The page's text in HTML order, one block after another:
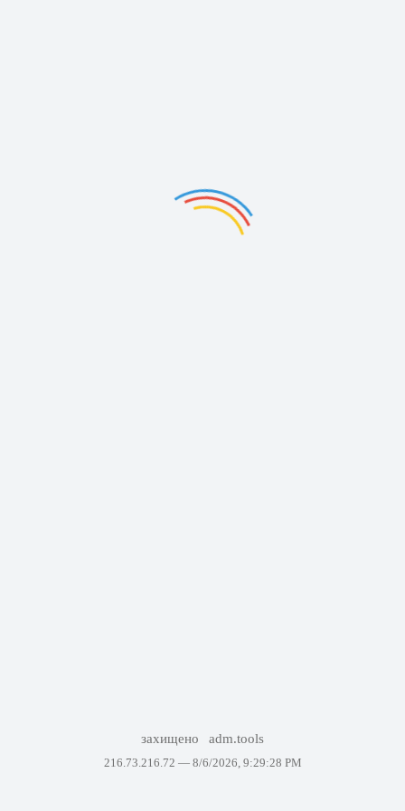
захищено adm.tools
216.73.216.72 — 8/6/2026, 9:29:28 PM